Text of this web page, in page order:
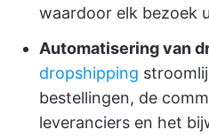
waardoor elk bezoek
Automatisering van
dropshipping
bestellingen, de
leveranciers en het